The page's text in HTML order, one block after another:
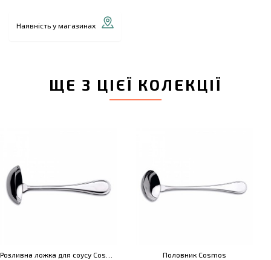
Наявність у магазинах
ЩЕ З ЦІЄЇ КОЛЕКЦІЇ
Половник Cosmos